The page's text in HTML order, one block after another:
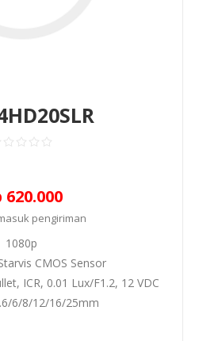
620.000
pengiriman
1080p
CMOS Sensor
ICR, 0.01 Lux/F1.2, 12 VDC
6/8/12/16/25mm